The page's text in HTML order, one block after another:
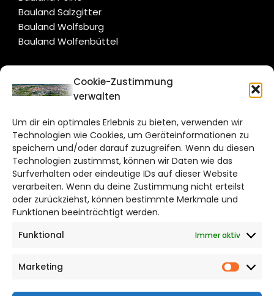
Cookie-Zustimmung
verwalten
Um dir ein optimales Erlebnis zu bieten, verwenden wir
Technologien wie Cookies, um Geräteinformationen zu
speichern und/oder darauf zuzugreifen. Wenn du diesen
Technologien zustimmst, können wir Daten wie das
Surfverhalten oder eindeutige IDs auf dieser Website
verarbeiten. Wenn du deine Zustimmung nicht erteilst
oder zurückziehst, können bestimmte Merkmale und
Funktionen beeinträchtigt werden.
Funktional
Immer aktiv
Marketing
Bauland Salzgitter
Bauland Wolfsburg
Bauland Wolfenbüttel
CITYLIFE!
Bruchtorwall 12
38100 Braunschweig
Telefon: 0531 387220 – 65
DAS STADTMAGAZIN FÜR
BRAUNSCHWEIG
Impressum
Cookie Richtlinie